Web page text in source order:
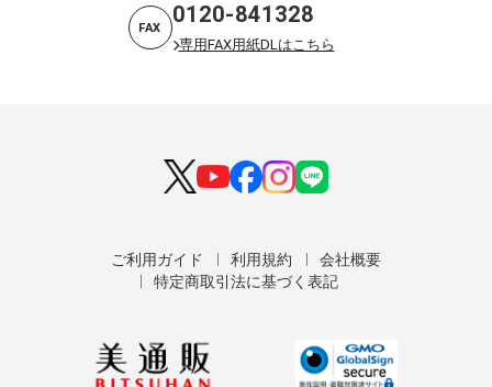
FAX 0120-841328
専用FAX用紙DLはこちら
ご利用ガイド 利用規約
会社概要
特定商取引法に基づく表記